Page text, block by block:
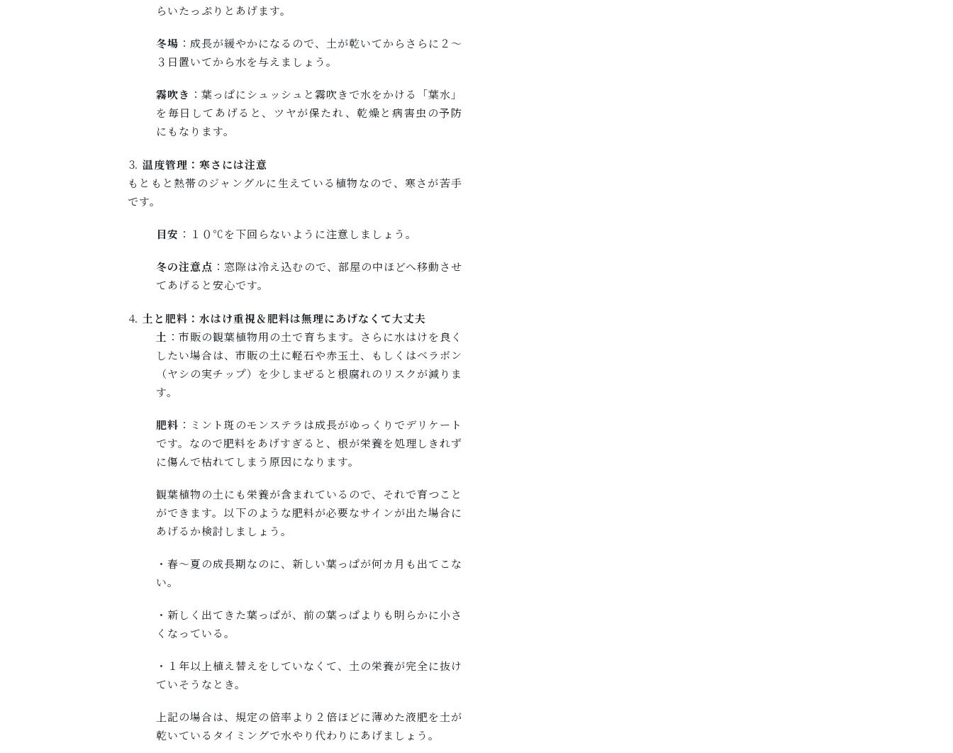
らいたっぷりとあげます。
冬場 ：成長が緩やかになるので、土が乾いてからさらに２～
３日置いてから水を与えましょう。
霧吹き ：葉っぱにシュッシュと霧吹きで水をかける「葉水」
を毎日してあげると、ツヤが保たれ、乾燥と病害虫の予防
にもなります。
⒊ 温度管理：寒さには注意
もともと熱帯のジャングルに生えている植物なので、寒さが苦手
です。
目安 ：１０℃を下回らないように注意しましょう。
冬の注意点 ：窓際は冷え込むので、部屋の中ほどへ移動させ
てあげると安心です。
⒋ 土と肥料：水はけ重視＆肥料は無理にあげなくて大丈夫
土 ：市販の観葉植物用の土で育ちます。さらに水はけを良く
したい場合は、市販の土に軽石や赤玉土、もしくはベラボン
（ヤシの実チップ）を少しまぜると根腐れのリスクが減りま
す。
肥料 ：ミント斑のモンステラは成長がゆっくりでデリケート
です。なので肥料をあげすぎると、根が栄養を処理しきれず
に傷んで枯れてしまう原因になります。
観葉植物の土にも栄養が含まれているので、それで育つこと
ができます。以下のような肥料が必要なサインが出た場合に
あげるか検討しましょう。
・春～夏の成長期なのに、新しい葉っぱが何カ月も出てこな
い。
・新しく出てきた葉っぱが、前の葉っぱよりも明らかに小さ
くなっている。
・１年以上植え替えをしていなくて、土の栄養が完全に抜け
ていそうなとき。
上記の場合は、規定の倍率より２倍ほどに薄めた液肥を土が
乾いているタイミングで水やり代わりにあげましょう。